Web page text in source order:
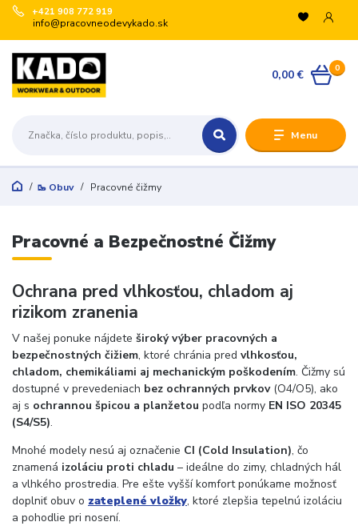
Menu
+421 908 772 919
info@pracovneodevykado.sk
0
0,00 €
🥾 Obuv Pracovné čižmy
Pracovné a Bezpečnostné Čižmy
Ochrana pred vlhkosťou, chladom aj
rizikom zranenia
V našej ponuke nájdete široký výber pracovných a
bezpečnostných čižiem, ktoré chránia pred vlhkosťou,
chladom, chemikáliami aj mechanickým poškodením. Čižmy sú
dostupné v prevedeniach bez ochranných prvkov(O4/O5), ako
aj s ochrannou špicou a planžetou podľa normy EN ISO 20345
(S4/S5).
Mnohé modely nesú aj označenie CI (Cold Insulation), čo
znamená izoláciu proti chladu – ideálne do zimy, chladných hál
a vlhkého prostredia. Pre ešte vyšší komfort ponúkame možnosť
doplniť obuv o zateplené vložky, ktoré zlepšia tepelnú izoláciu
a pohodlie pri nosení.